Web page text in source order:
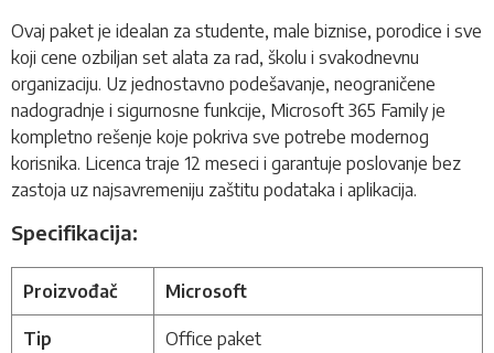
Ovaj paket je idealan za studente, male biznise, porodice i sve
koji cene ozbiljan set alata za rad, školu i svakodnevnu
organizaciju. Uz jednostavno podešavanje, neograničene
nadogradnje i sigurnosne funkcije, Microsoft 365 Family je
kompletno rešenje koje pokriva sve potrebe modernog
korisnika. Licenca traje 12 meseci i garantuje poslovanje bez
zastoja uz najsavremeniju zaštitu podataka i aplikacija.
Specifikacija:
Proizvođač Microsoft
Tip Office paket